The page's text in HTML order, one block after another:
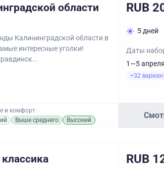
области
Калининградской области в
интересные уголки!
и комфорт
Выше среднего Высокий
RUB
5 дней
Даты
1—5
+32
RUB